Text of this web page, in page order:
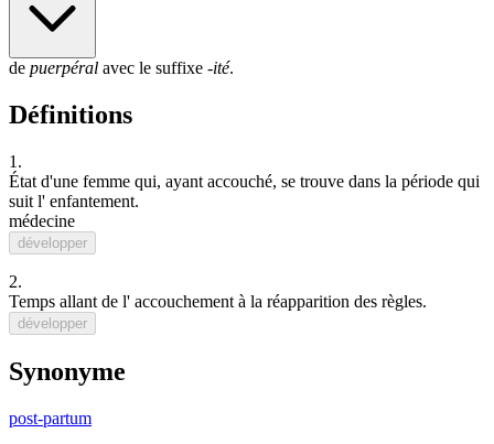
de puerpéral avec le suffixe -ité.
Définitions
1.
État d'une femme qui, ayant accouché, se trouve dans la période qui
suit l' enfantement.
médecine
développer
2.
Temps allant de l' accouchement à la réapparition des règles.
développer
Synonyme
post-partum